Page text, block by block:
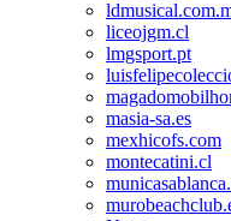
liceojgm.cl
lmgsport.pt
masia-sa.es
mexhicofs.com
montecatini.cl